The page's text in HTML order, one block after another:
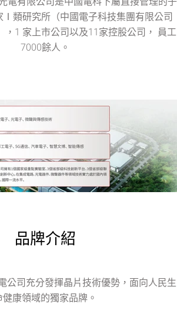
Ⅰ類研究所（中國電子科技集團有限公司
，1 家上市公司以及11家控股公司， 員工
7000餘人。
品牌介紹
公司充分發揮晶片技術優勢，面向人民生
健康領域的獨家品牌。